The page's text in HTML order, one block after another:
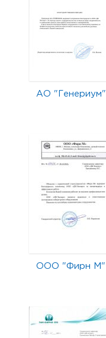
АО "Генериум"
ООО "Фирн М"